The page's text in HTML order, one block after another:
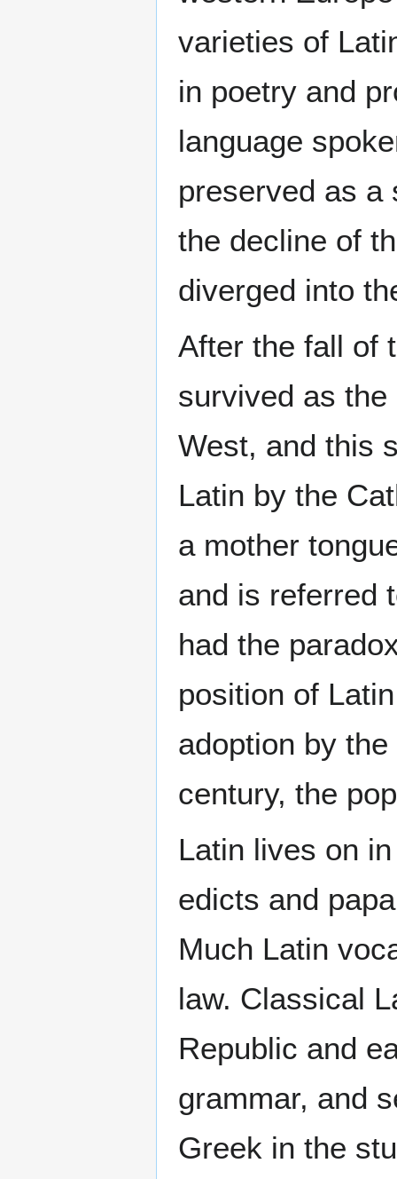
varieties of
in poetry and
language
preserved as a
the decline of
diverged into
After the fall of
survived as
West, and this
Latin by the
a mother
and is referred
had the
position of
adoption by
century, the
Latin lives on
edicts and
Much Latin
law. Classical
Republic and
grammar, and
Greek in the